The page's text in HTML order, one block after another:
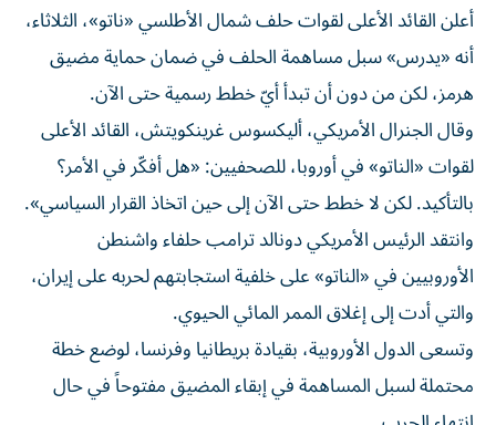
أعلن القائد الأعلى لقوات حلف شمال الأطلسي «ناتو»، الثلاثاء،
أنه «يدرس» سبل مساهمة الحلف في ضمان حماية مضيق
هرمز، لكن من دون أن تبدأ أيّ خطط رسمية حتى الآن.
وقال الجنرال الأمريكي، أليكسوس غرينكويتش، القائد الأعلى
لقوات «الناتو» في أوروبا، للصحفيين: «هل أفكّر في الأمر؟
بالتأكيد. لكن لا خطط حتى الآن إلى حين اتخاذ القرار السياسي».
وانتقد الرئيس الأمريكي دونالد ترامب حلفاء واشنطن
الأوروبيين في «الناتو» على خلفية استجابتهم لحربه على إيران،
والتي أدت إلى إغلاق الممر المائي الحيوي.
وتسعى الدول الأوروبية، بقيادة بريطانيا وفرنسا، لوضع خطة
محتملة لسبل المساهمة في إبقاء المضيق مفتوحاً في حال